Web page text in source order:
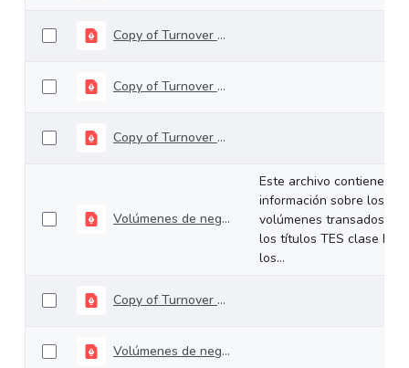
Copy of Turnover 30-07-2024
Copy of Turnover 27-03-2024 (1)
Copy of Turnover 02-04-2024 (1)
Volúmenes de negociación del 29 de julio al 02 de agosto de 2024
Este archivo contiene
información sobre los
volúmenes transados de
los títulos TES clase B en
los...
Copy of Turnover 27-03-2024
Volúmenes de negociación del 26 al 27 de marzo de 2024